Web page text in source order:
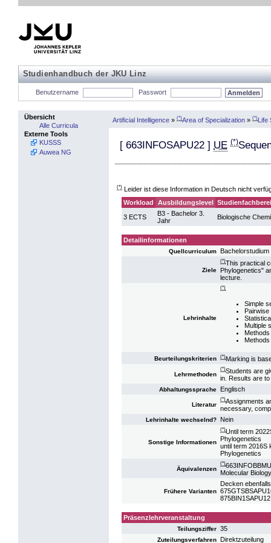
Studienhandbuch der JKU Linz
Benutzername Passwort
Übersicht
Alle Curricula
Externe Tools
KUSSS
Auwea NG
Artificial Intelligence » (*)Area of Specialization » (*)Life
[ 663INFOSAPU22 ] UE (*)
(*) Leider ist diese Information in Deutsch nicht
Workload
Ausbildungslevel
3 ECTS
B3 - Bachelor 3.
Jahr
Biologische
Detailinformationen
Quellcurriculum
Ziele
(*)This practical
Phylogenetics"
lecture.
Lehrinhalte
(*)
Simple
Pairwise
Multiple
Beurteilungskriterien (*)Marking is
Lehrmethoden
(*)Students are
in. Results are
Abhaltungssprache Englisch
Literatur
(*)Assignments
necessary,
Lehrinhalte wechselnd? Nein
Sonstige Informationen
(*)Until term
Phylogenetics
until term 2016S
Phylogenetics
Äquivalenzen
(*)
Molecular
Frühere Varianten
Decken
Präsenzlehrveranstaltung
Teilungsziffer 35
Zuteilungsverfahren Direktzuteilung